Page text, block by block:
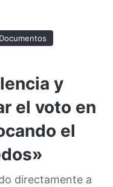
y
el voto en
el
directamente a